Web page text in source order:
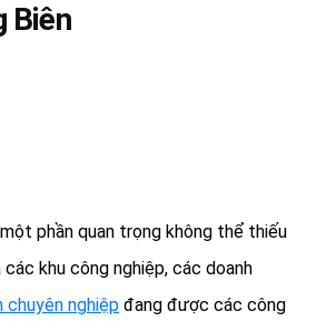
Biên
phần quan trọng không thể thiếu
khu công nghiệp, các doanh
chuyên nghiệp đang được các công